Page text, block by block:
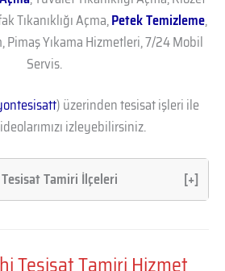
Tıkanıklığı Açma,Petek Temizleme,
Pimaş Yıkama Hizmetleri, 7/24 Mobil
Servis.
) üzerinden tesisat işleri ile
izleyebilirsiniz.
Tamiri İlçeleri [+]